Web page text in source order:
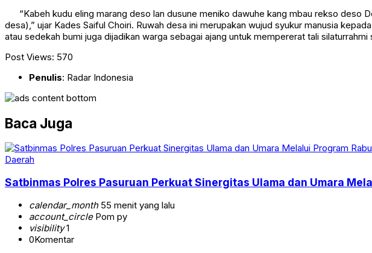
“Kabeh kudu eling marang deso lan dusune meniko dawuhe kang mbau rekso deso
desa),” ujar Kades Saiful Choiri. Ruwah desa ini merupakan wujud syukur manusia
atau sedekah bumi juga dijadikan warga sebagai ajang untuk mempererat tali
Post Views: 570
Penulis: Radar Indonesia
Baca Juga
Daerah
Satbinmas Polres Pasuruan Perkuat Sinergitas Ulama dan Umara
calendar_month55 menit yang lalu
account_circlePom py
visibility1
0Komentar